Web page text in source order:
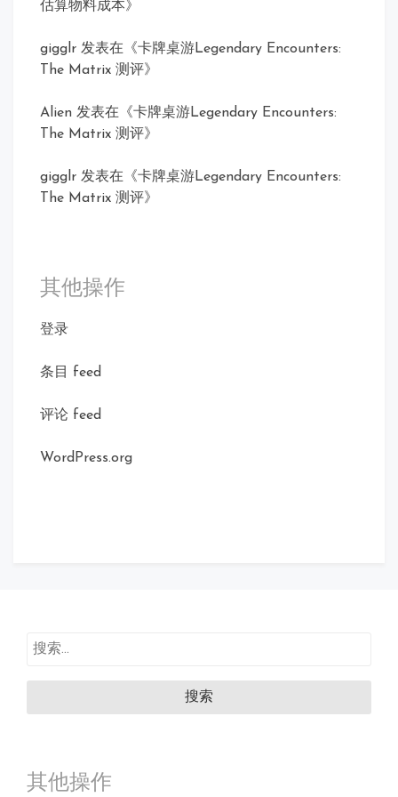
估算物料成本》
gigglr 发表在《卡牌桌游Legendary Encounters:
The Matrix 测评》
Alien 发表在《卡牌桌游Legendary Encounters:
The Matrix 测评》
gigglr 发表在《卡牌桌游Legendary Encounters:
The Matrix 测评》
其他操作
登录
条目 feed
评论 feed
WordPress.org
搜
其他操作